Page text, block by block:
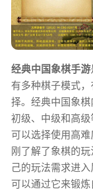
经典中国象棋手游
有多种棋子模式
择。经典中国象
初级、中级和高
可以选择使用高
刚了解了象棋的
己的玩法需求进
可以通过它来锻